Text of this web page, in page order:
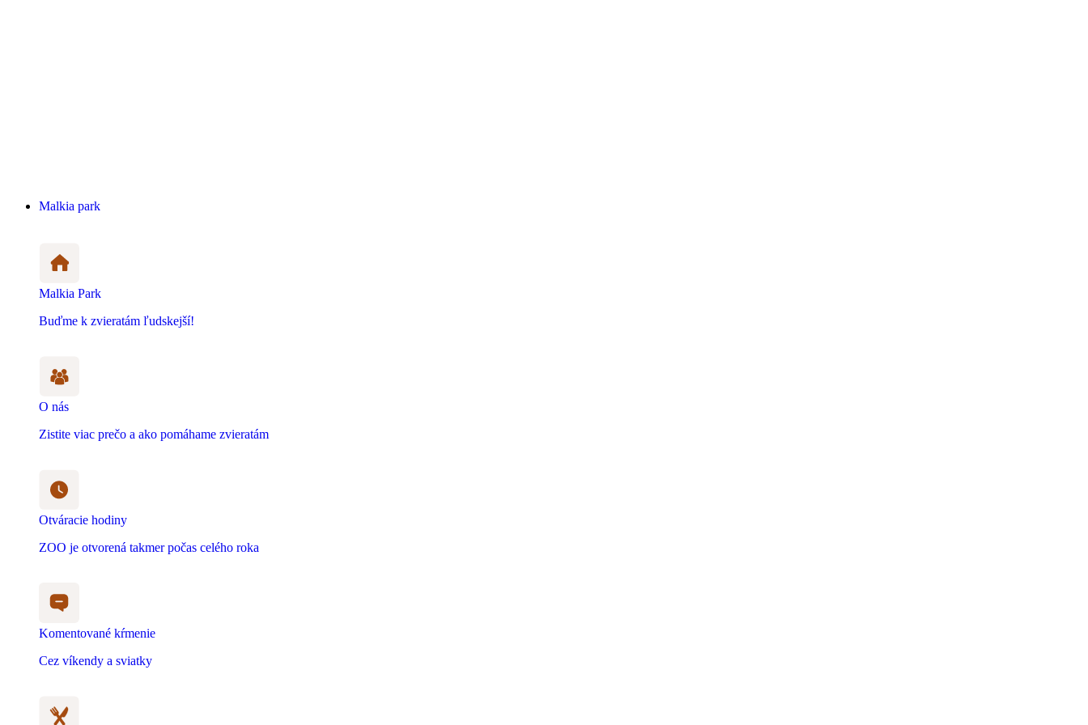
Malkia park
Malkia Park
Buďme k zvieratám ľudskejší!
O nás
Zistite viac prečo a ako pomáhame zvieratám
Otváracie hodiny
ZOO je otvorená takmer počas celého roka
Komentované kŕmenie
Cez víkendy a sviatky